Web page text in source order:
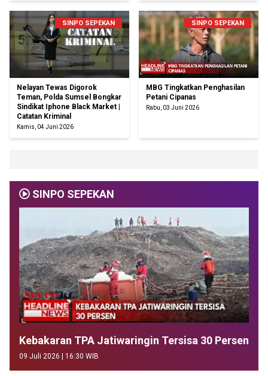
SINPO SEPEKAN
Nelayan Tewas Digorok
Teman, Polda Sumsel Bongkar
Sindikat Iphone Black Market |
Catatan Kriminal
Kamis, 04 Juni 2026
SINPO SEPEKAN
MBG Tingkatkan Penghasilan
Petani Cipanas
Rabu, 03 Juni 2026
SINPO SEPEKAN
Kebakaran TPA Jatiwaringin Tersisa 30 Persen
09 Juli 2026 | 16:30 WIB